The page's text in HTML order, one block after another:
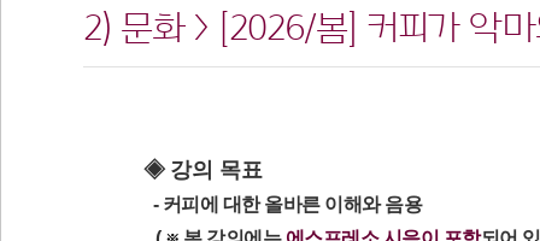
2) 문화 > [2026/봄] 커피가 악
◈ 강의 목표
- 커피에 대한 올바른 이해와 음용